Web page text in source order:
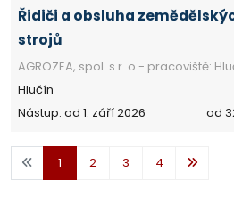
Řidiči a obsluha
strojů
AGROZEA, spol. s r. o.- pracoviště:
Hlučín
Nástup: od 1. září 2026
od
1 2 3 4